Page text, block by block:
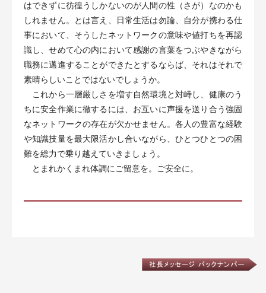
はできずに彷徨うしかないのが人間の性（さが）なのかも
しれません。とは言え、日常生活は勿論、自分が携わる仕
事において、そうしたネットワークの意味や値打ちを再認
識し、せめて心の内において感謝の言葉をつぶやきながら
職務に邁進することができたとするならば、それはそれで
素晴らしいことではないでしょうか。
これから一層厳しさを増す自然環境と対峙し、健康のう
ちに安全作業に徹するには、お互いに声援を送り合う強固
なネットワークの存在が欠かせません。各人の豊富な経験
や知識技量を最大限活かし合いながら、ひとつひとつの困
難を総力で乗り越えていきましょう。
とまれかくまれ体調にご留意を。ご安全に。